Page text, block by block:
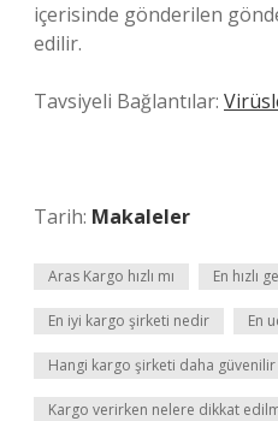
içerisinde gönderilen
edilir.
Tavsiyeli Bağlantılar:
Tarih: Makaleler
Aras Kargo hızlı mı En hızlı
En iyi kargo şirketi nedir En
Hangi kargo şirketi daha güvenilir
Kargo verirken nelere dikkat